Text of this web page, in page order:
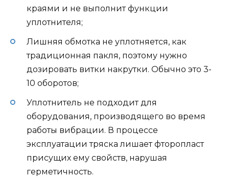
краями и не выполнит функции
уплотнителя;
Лишняя обмотка не уплотняется, как
традиционная пакля, поэтому нужно
дозировать витки накрутки. Обычно это 3-
10 оборотов;
Уплотнитель не подходит для
оборудования, производящего во время
работы вибрации. В процессе
эксплуатации тряска лишает фторопласт
присущих ему свойств, нарушая
герметичность.